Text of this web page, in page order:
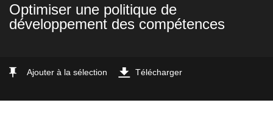
Optimiser une politique de
développement des compétences
Ajouter à la sélection Télécharger